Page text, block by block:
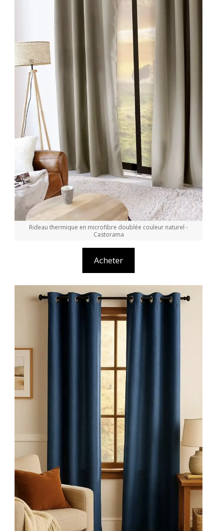
Rideau thermique en microfibre doublée couleur naturel -
Castorama
Acheter